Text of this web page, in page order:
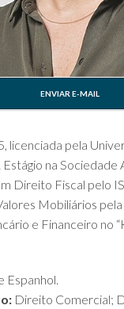
ENVIAR E-MAIL
licenciada pela
na Sociedade
Direito Fiscal pelo
Mobiliários
e Financeiro no
Espanhol.
Direito Comercial;